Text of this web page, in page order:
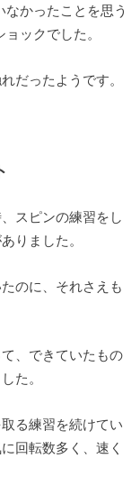
かったことを思う
ックでした。
だったようです。
スピンの練習をし
りました。
のに、それさえも
、できていたもの
た。
る練習を続けてい
回転数多く、速く